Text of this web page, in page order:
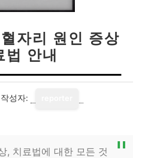
자리 원인 증상
법 안내
작성자:
, 치료법에 대한 모든 것